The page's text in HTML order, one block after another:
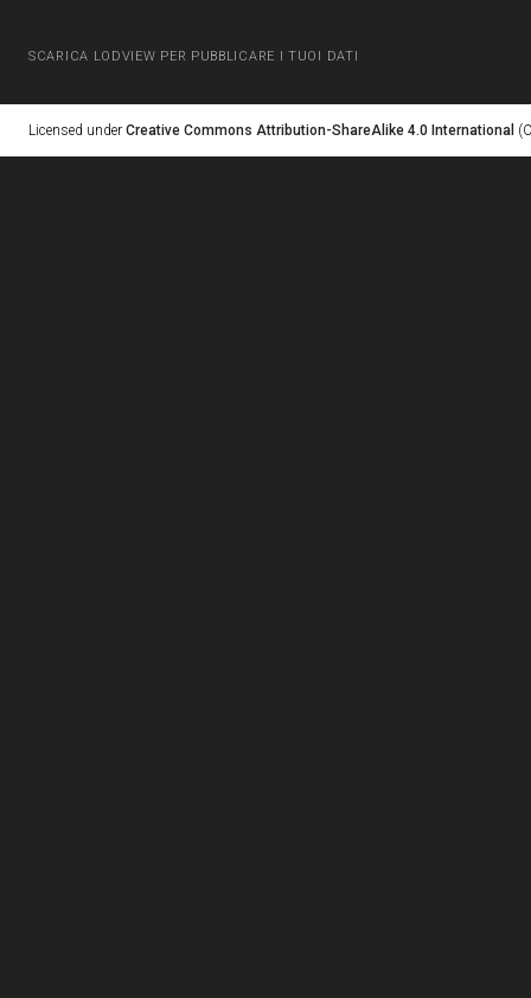
SCARICA LODVIEW PER PUBBLICARE I TUOI DATI
Licensed under Creative Commons Attribution-ShareAlike 4.0 International